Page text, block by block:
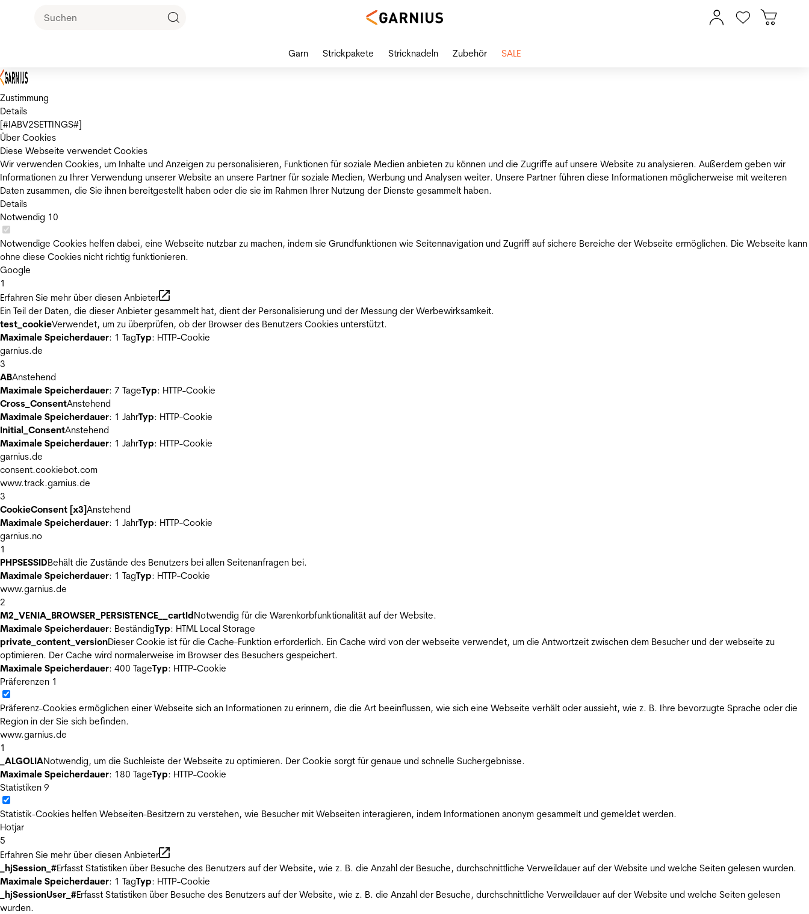
Zustimmung
Details
[#IABV2SETTINGS#]
Über Cookies
Diese Webseite verwendet Cookies
Wir verwenden Cookies, um Inhalte und Anzeigen zu personalisieren, Funktionen für soziale Medien anbieten zu können und die Zugriffe auf unsere Website zu analysieren. Außerdem geben wir
Informationen zu Ihrer Verwendung unserer Website an unsere Partner für soziale Medien, Werbung und Analysen weiter. Unsere Partner führen diese Informationen möglicherweise mit weiteren
Daten zusammen, die Sie ihnen bereitgestellt haben oder die sie im Rahmen Ihrer Nutzung der Dienste gesammelt haben.
Details
Notwendig 10
Notwendige Cookies helfen dabei, eine Webseite nutzbar zu machen, indem sie Grundfunktionen wie Seitennavigation und Zugriff auf sichere Bereiche der Webseite ermöglichen. Die Webseite kann
ohne diese Cookies nicht richtig funktionieren.
Google
1
Erfahren Sie mehr über diesen Anbieter
Ein Teil der Daten, die dieser Anbieter gesammelt hat, dient der Personalisierung und der Messung der Werbewirksamkeit.
test_cookieVerwendet, um zu überprüfen, ob der Browser des Benutzers Cookies unterstützt.
Maximale Speicherdauer: 1 TagTyp: HTTP-Cookie
garnius.de
3
ABAnstehend
Maximale Speicherdauer: 7 TageTyp: HTTP-Cookie
Cross_ConsentAnstehend
Maximale Speicherdauer: 1 JahrTyp: HTTP-Cookie
Initial_ConsentAnstehend
Maximale Speicherdauer: 1 JahrTyp: HTTP-Cookie
garnius.de
consent.cookiebot.com
www.track.garnius.de
3
CookieConsent [x3]Anstehend
Maximale Speicherdauer: 1 JahrTyp: HTTP-Cookie
garnius.no
1
PHPSESSIDBehält die Zustände des Benutzers bei allen Seitenanfragen bei.
Maximale Speicherdauer: 1 TagTyp: HTTP-Cookie
www.garnius.de
2
M2_VENIA_BROWSER_PERSISTENCE__cartIdNotwendig für die Warenkorbfunktionalität auf der Website.
Maximale Speicherdauer: BeständigTyp: HTML Local Storage
private_content_versionDieser Cookie ist für die Cache-Funktion erforderlich. Ein Cache wird von der webseite verwendet, um die Antwortzeit zwischen dem Besucher und der webseite zu
optimieren. Der Cache wird normalerweise im Browser des Besuchers gespeichert.
Maximale Speicherdauer: 400 TageTyp: HTTP-Cookie
Präferenzen 1
Präferenz-Cookies ermöglichen einer Webseite sich an Informationen zu erinnern, die die Art beeinflussen, wie sich eine Webseite verhält oder aussieht, wie z. B. Ihre bevorzugte Sprache oder die
Region in der Sie sich befinden.
www.garnius.de
1
_ALGOLIANotwendig, um die Suchleiste der Webseite zu optimieren. Der Cookie sorgt für genaue und schnelle Suchergebnisse.
Maximale Speicherdauer: 180 TageTyp: HTTP-Cookie
Statistiken 9
Statistik-Cookies helfen Webseiten-Besitzern zu verstehen, wie Besucher mit Webseiten interagieren, indem Informationen anonym gesammelt und gemeldet werden.
Hotjar
5
Erfahren Sie mehr über diesen Anbieter
_hjSession_#Erfasst Statistiken über Besuche des Benutzers auf der Website, wie z. B. die Anzahl der Besuche, durchschnittliche Verweildauer auf der Website und welche Seiten gelesen wurden.
Maximale Speicherdauer: 1 TagTyp: HTTP-Cookie
_hjSessionUser_#Erfasst Statistiken über Besuche des Benutzers auf der Website, wie z. B. die Anzahl der Besuche, durchschnittliche Verweildauer auf der Website und welche Seiten gelesen
wurden.
Garn Strickpakete Stricknadeln Zubehör SALE